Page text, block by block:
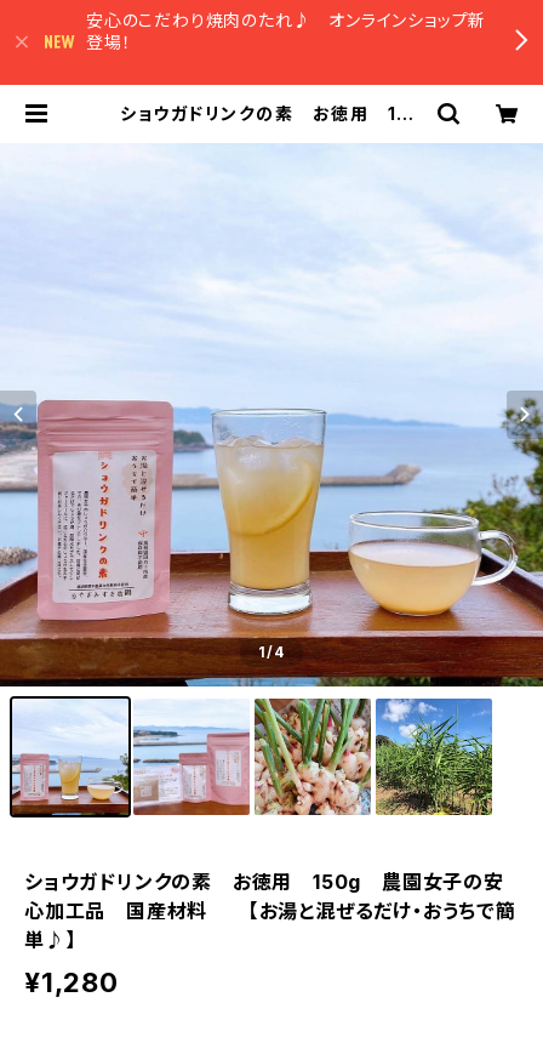
安心のこだわり焼肉のたれ♪ オンラインショップ新
登場！
ショウガドリンクの素 お徳用 150
1/4
ショウガドリンクの素 お徳用 150g 農園女子の安
心加工品 国産材料 【お湯と混ぜるだけ・おうちで簡
単♪】
¥1,280